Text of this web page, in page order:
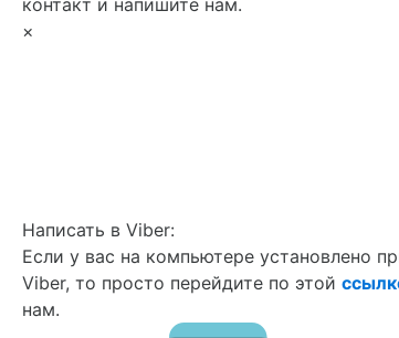
контакт и напишите нам.
×
Написать в Viber:
Если у вас на компьютере установлено
Viber, то просто перейдите по этой
нам.